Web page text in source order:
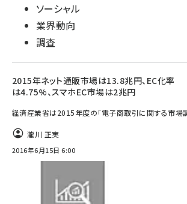
ソーシャル
業界動向
調査
2015年ネット通販市場は13.8兆円、EC化率
は4.75%、スマホEC市場は2兆円
経済産業省は2015年度の「電子商取引に関する市場
瀧川 正実
2016年6月15日 6:00